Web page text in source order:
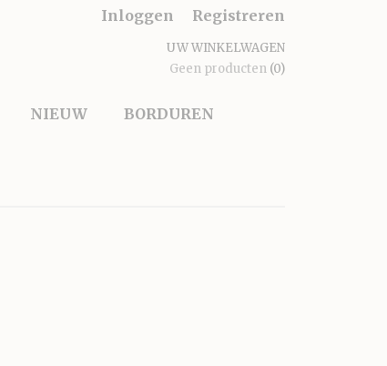
Inloggen Registreren
UW WINKELWAGEN
Geen producten (0)
NIEUW BORDUREN